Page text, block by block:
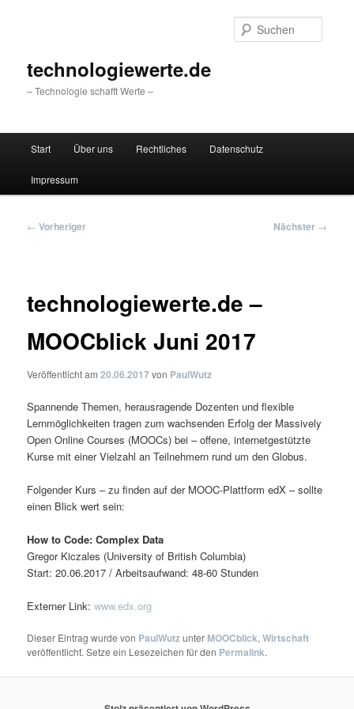
technologiewerte.de
– Technologie schafft Werte –
Start Über uns Rechtliches Datenschutz
Impressum
Beitragsnavigation
← Vorheriger Nächster →
technologiewerte.de –
MOOCblick Juni 2017
Veröffentlicht am20.06.2017von PaulWutz
Spannende Themen, herausragende Dozenten und flexible
Lernmöglichkeiten tragen zum wachsenden Erfolg der Massively
Open Online Courses (MOOCs) bei – offene, internetgestützte
Kurse mit einer Vielzahl an Teilnehmern rund um den Globus.
Folgender Kurs – zu finden auf der MOOC-Plattform edX – sollte
einen Blick wert sein:
How to Code: Complex Data
Gregor Kiczales (University of British Columbia)
Start: 20.06.2017 / Arbeitsaufwand: 48-60 Stunden
Externer Link:www.edx.org
Dieser Eintrag wurde von PaulWutzunter MOOCblick,Wirtschaft
veröffentlicht. Setze ein Lesezeichen für den Permalink.